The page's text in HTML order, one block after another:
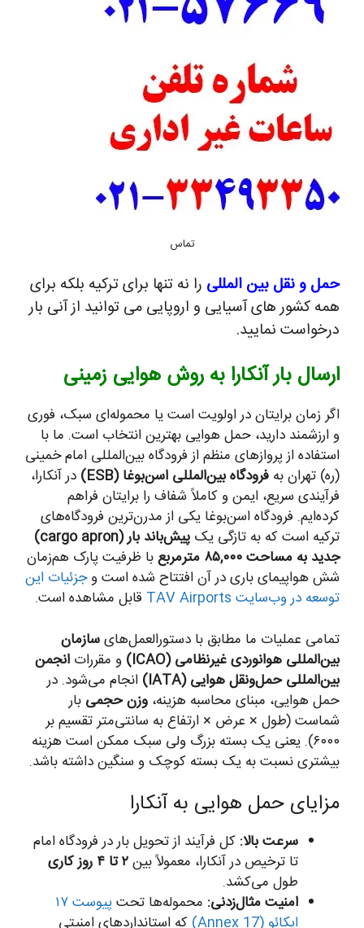
تماس
حمل و نقل بین المللی را نه تنها برای ترکیه بلکه برای
همه کشور های آسیایی و اروپایی می توانید از آنی بار
درخواست نمایید.
ارسال بار آنکارا به روش هوایی زمینی
اگر زمان برایتان در اولویت است یا محموله‌ای سبک، فوری
و ارزشمند دارید، حمل هوایی بهترین انتخاب است. ما با
استفاده از پروازهای منظم از فرودگاه بین‌المللی امام خمینی
(ره) تهران به فرودگاه بین‌المللی اسن‌بوغا (ESB)
در آنکارا،
فرآیندی سریع، ایمن و کاملاً شفاف را برایتان فراهم
کرده‌ایم. فرودگاه اسن‌بوغا یکی از مدرن‌ترین فرودگاه‌های
ترکیه است که به تازگی یک
پیش‌باند بار (cargo apron)
جدید به مساحت ۸۵,۰۰۰ مترمربع
با ظرفیت پارک هم‌زمان
شش هواپیمای باری در آن افتتاح شده است وجزئیات این
توسعه در وب‌سایت TAV Airports
قابل مشاهده است.
تمامی عملیات ما مطابق با دستورالعمل‌هایسازمان
بین‌المللی هوانوردی غیرنظامی (ICAO)
و مقررات انجمن
بین‌المللی حمل‌ونقل هوایی (IATA)
انجام می‌شود. در
حمل هوایی، مبنای محاسبه هزینه، وزن حجمی بار
شماست (طول × عرض × ارتفاع به سانتی‌متر تقسیم بر
۶۰۰۰). یعنی یک بسته بزرگ ولی سبک ممکن است هزینه
بیشتری نسبت به یک بسته کوچک و سنگین داشته باشد.
مزایای حمل هوایی به آنکارا
سرعت بالا: کل فرآیند از تحویل بار در فرودگاه امام
تا ترخیص در آنکارا، معمولاً بین۲ تا ۴ روز کاری
طول می‌کشد.
امنیت مثال‌زدنی: محموله‌ها تحت
پیوست ۱۷
ایکائو (Annex 17)
که استانداردهای امنیتی